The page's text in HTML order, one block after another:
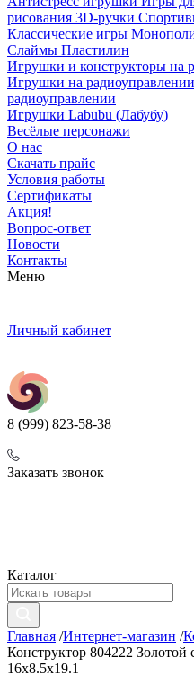
рисования 3D-ручки
Классические игры
Слаймы Пластилин
Игрушки и конструкторы на
Игрушки на радиоуправлении
радиоуправлении
Игрушки Labubu (Лабубу)
Весёлые персонажи
О нас
Скачать прайс
Условия работы
Сертификаты
Акция!
Вопрос-ответ
Новости
Контакты
Меню
Личный кабинет
8 (999) 823-58-38
Заказать звонок
Каталог
Главная /Интернет-магазин /
Конструктор 804222 Золотой
16x8.5x19.1